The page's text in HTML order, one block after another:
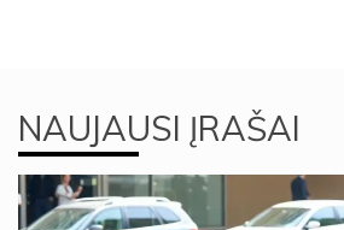
NAUJAUSI ĮRAŠAI